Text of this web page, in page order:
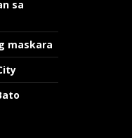
sa
maskara